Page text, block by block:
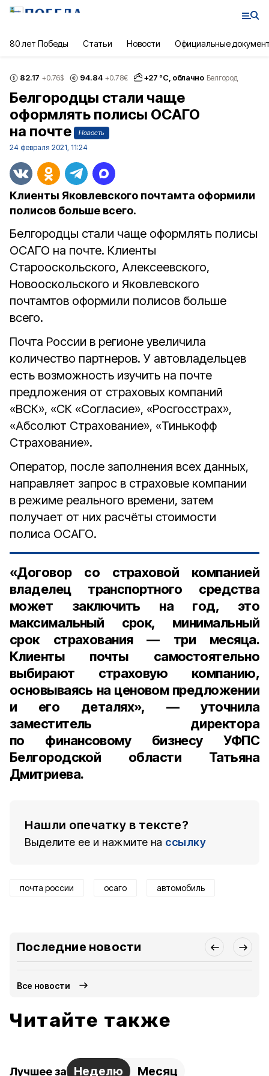
80 лет Победы Статьи Новости Официальные
82.17 +0.76$ 94.84 +0.78€ +27 °С, облачно Белгород
Белгородцы стали чаще
оформлять полисы ОСАГО
на почте
Новость
24 февраля 2021, 11:24
Клиенты Яковлевского почтамта оформили
полисов больше всего.
Белгородцы стали чаще оформлять полисы
ОСАГО на почте. Клиенты
Старооскольского, Алексеевского,
Новооскольского и Яковлевского
почтамтов оформили полисов больше
всего.
Почта России в регионе увеличила
количество партнеров. У автовладельцев
есть возможность изучить на почте
предложения от страховых компаний
«ВСК», «СК «Согласие», «Росгосстрах»,
«Абсолют Страхование», «Тинькофф
Страхование».
Оператор, после заполнения всех данных,
направляет запрос в страховые компании
в режиме реального времени, затем
получает от них расчёты стоимости
полиса ОСАГО.
«Договор со страховой компанией
владелец транспортного средства
может заключить на год, это
максимальный срок, минимальный
срок страхования — три месяца.
Клиенты почты самостоятельно
выбирают страховую компанию,
основываясь на ценовом предложении
и его деталях», — уточнила
заместитель директора
по финансовому бизнесу УФПС
Белгородской области Татьяна
Дмитриева.
Нашли опечатку в тексте?
Выделите ее и нажмите на ссылку
почта россии осаго автомобиль
Последние новости
Все новости
Читайте также
Лучшее за Неделю Месяц